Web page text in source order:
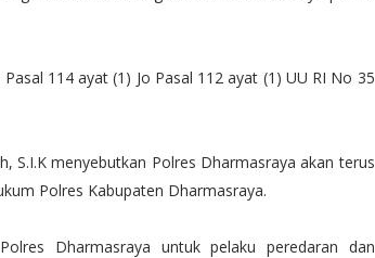
114 ayat (1) Jo Pasal 112 ayat (1) UU RI No 35
S.I.K menyebutkan Polres Dharmasraya akan terus
Polres Kabupaten Dharmasraya.
Dharmasraya untuk pelaku peredaran dan